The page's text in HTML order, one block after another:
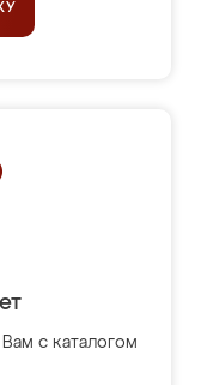
с каталогом